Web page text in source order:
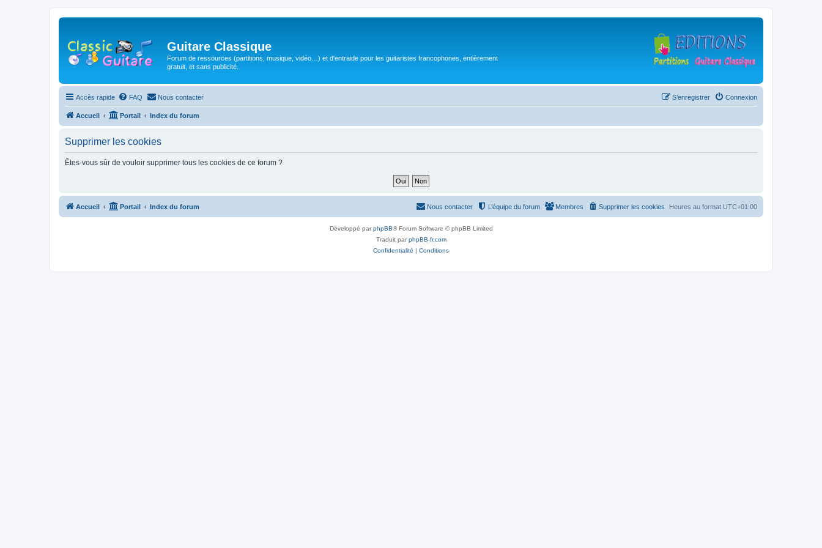
Guitare Classique
Forum de ressources (partitions, musique, vidéo…) et d'entraide pour les guitaristes francophones, entièrement
gratuit, et sans publicité.
Accès rapide FAQ Nous contacter Connexion
S’enregistrer
Accueil Portail Index du forum
Supprimer les cookies
Êtes-vous sûr de vouloir supprimer tous les cookies de ce forum ?
Accueil Portail Index du forum Heures au format UTC+01:00
Supprimer les cookies
Membres
L’équipe du forum
Nous contacter
Développé parphpBB® Forum Software © phpBB Limited
Traduit parphpBB-fr.com
Confidentialité | Conditions